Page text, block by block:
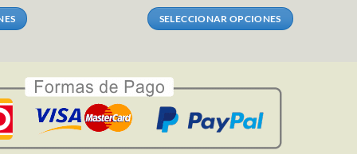
SELECCIONAR OPCIONES
múltiples
variantes.
Las
opciones